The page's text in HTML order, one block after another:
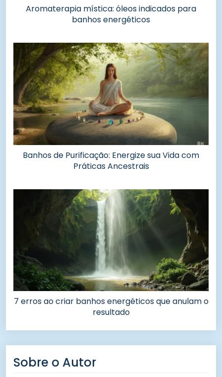
Aromaterapia mística: óleos indicados para
banhos energéticos
Banhos de Purificação: Energize sua Vida com
Práticas Ancestrais
7 erros ao criar banhos energéticos que anulam o
resultado
Sobre o Autor